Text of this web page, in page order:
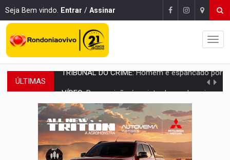
Seja Bem vindo. Entrar / Assinar
ÚLTIMAS Perseguição é registrada no shopping após colombiana furtar
LUDOPATIA:Apostas online começam a afetar produtividade e rotina
REFLORESTAMENTO:Plantar árvores não será mais suficiente para
OVNIS NA LUA:Cientistas alertam para possível base secreta no satélite